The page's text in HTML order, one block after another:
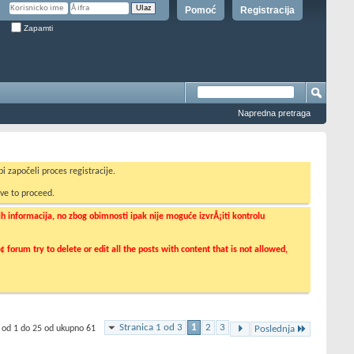
Registracija
Pomoć
Zapamti
Napredna pretraga
započeli proces registracije.
to proceed.
informacija, no zbog obimnosti ipak nije moguće izvrÅ¡iti kontrolu
forum try to delete or edit all the posts with content that is not allowed,
Stranica 1 od 3 1 2 3 Poslednja
1 do 25 od ukupno 61